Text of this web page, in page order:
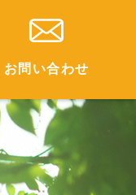
お問い合わせ